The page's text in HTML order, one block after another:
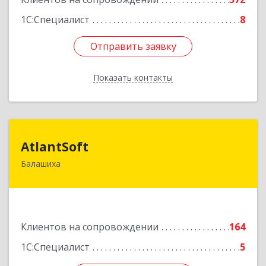
1С:Специалист
8
Отправить заявку
Показать контакты
Отправить заявку
Назад
AtlantSoft
Балашиха
Клиентов на сопровождении
164
1С:Специалист
5
143900, Московская обл, Балашиха г, Звездная